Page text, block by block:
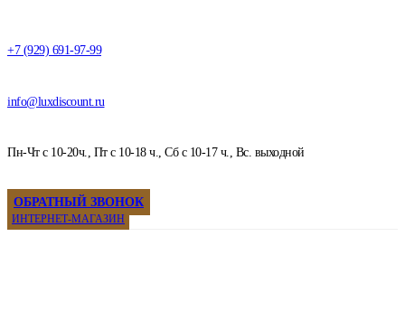
+7 (929) 691-97-99
info@luxdiscount.ru
Пн-Чт с 10-20ч., Пт с 10-18 ч., Сб с 10-17 ч., Вс. выходной
ОБРАТНЫЙ ЗВОНОК
ИНТЕРНЕТ-МАГАЗИН